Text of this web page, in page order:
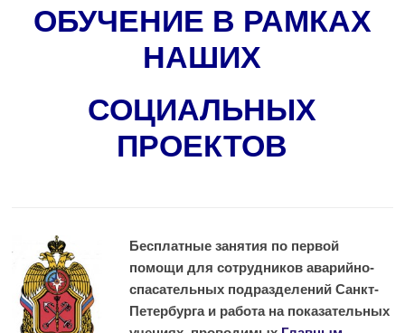
ОБУЧЕНИЕ В РАМКАХ
НАШИХ
СОЦИАЛЬНЫХ
ПРОЕКТОВ
Бесплатные занятия по первой
помощи для сотрудников аварийно-
спасательных подразделений Санкт-
Петербурга и работа на показательных